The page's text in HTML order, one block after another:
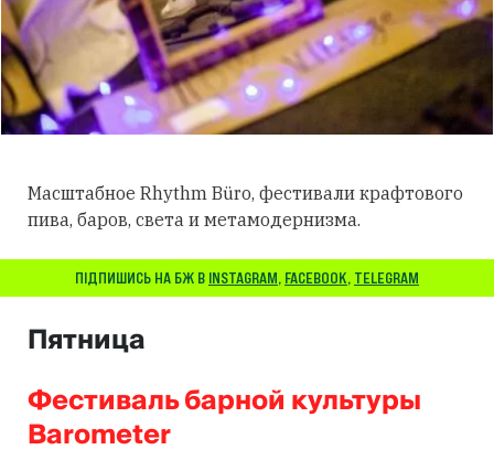
Масштабное Rhythm Büro, фестивали крафтового
пива, баров, света и метамодернизма.
ПІДПИШИСЬ НА БЖ В INSTAGRAM, FACEBOOK, TELEGRAM
Пятница
Фестиваль барной культуры
Barometer